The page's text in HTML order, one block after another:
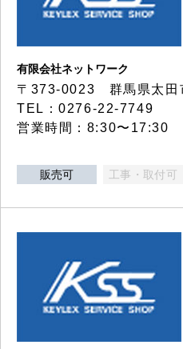
有限会社ネットワーク
〒373-0023 群馬県太田
TEL：0276-22-7749
営業時間：8:30〜17:30
販売可 工事・取付可